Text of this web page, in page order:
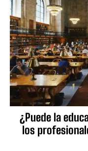
¿Puede la
los